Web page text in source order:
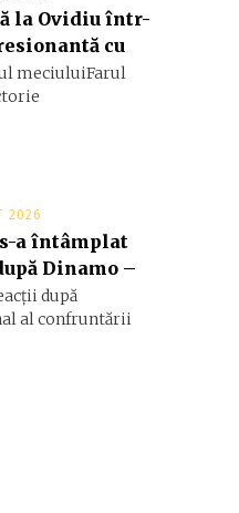
la Ovidiu într-
cu
meciuluiFarul
2026
s-a întâmplat
Dinamo –
după
al confruntării